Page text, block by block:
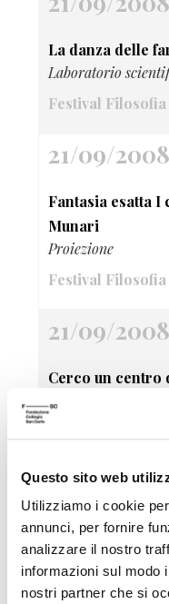
Questo sito web
Utilizziamo i cookie
annunci, per fornire
analizzare il nostro
informazioni sul modo
nostri partner che si
La danza delle
Laboratorio
Festival Filosofia
21/09/2008
Fantasia esatta
Munari
Proiezione
Festival Filosofia
21/09/2008
Cerco un centro
Laboratorio
21/09/2008
Cerco un centro
Laboratorio